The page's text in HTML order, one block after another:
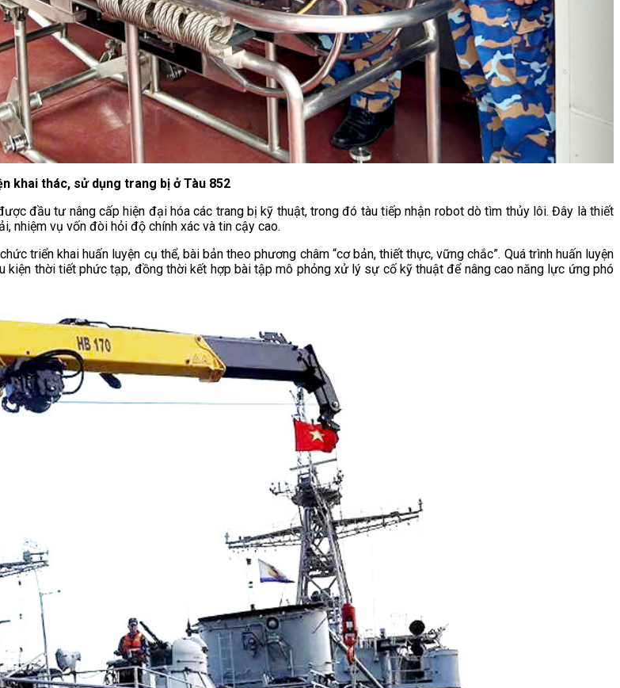
khai thác, sử dụng trang bị ở Tàu 852
đầu tư nâng cấp hiện đại hóa các trang bị kỹ thuật, trong đó tàu tiếp nhận robot dò tìm thủy lôi. Đây là thiết
nhiệm vụ vốn đòi hỏi độ chính xác và tin cậy cao.
triển khai huấn luyện cụ thể, bài bản theo phương châm “cơ bản, thiết thực, vững chắc”. Quá trình huấn luyện
kiện thời tiết phức tạp, đồng thời kết hợp bài tập mô phỏng xử lý sự cố kỹ thuật để nâng cao năng lực ứng phó